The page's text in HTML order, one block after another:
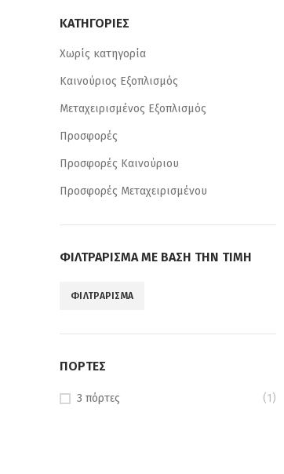
ΚΑΤΗΓΟΡΊΕΣ
Χωρίς κατηγορία
Καινούριος Εξοπλισμός
Μεταχειρισμένος Εξοπλισμός
Προσφορές
Προσφορές Καινούριου
Προσφορές Μεταχειρισμένου
ΦΙΛΤΡΆΡΙΣΜΑ ΜΕ ΒΆΣΗ ΤΗΝ ΤΙΜΉ
ΦΙΛΤΡΆΡΙΣΜΑ
ΠΌΡΤΕΣ
3 πόρτες (1)